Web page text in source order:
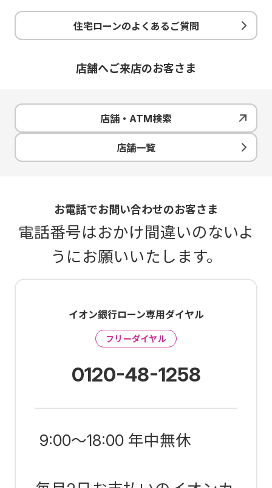
【2026年最新版】住宅ローン控除（減税）
方を解説！
住宅ローンのよくあるご質問
店舗へご来店のお客さま
店舗・ATM検索
店舗一覧
お電話でお問い合わせのお客さま
電話番号はおかけ間違いのないよ
うにお願いいたします。
イオン銀行ローン専用ダイヤル
フリーダイヤル
0120-48-1258
9:00～18:00 年中無休